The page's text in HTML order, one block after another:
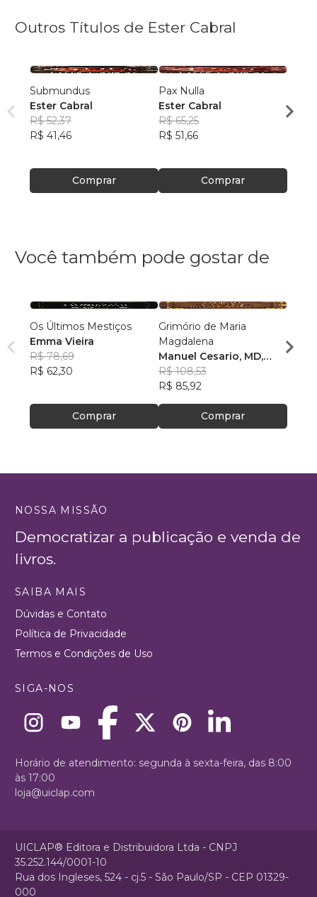
Outros Títulos de Ester Cabral
Submundus
Ester Cabral
R$ 52,37
R$ 41,46
Comprar
Pax Nulla
Ester Cabral
R$ 65,25
R$ 51,66
Comprar
Ester
R$
Você também pode gostar de
Os Últimos Mestiços
Emma Vieira
R$ 78,69
R$ 62,30
Comprar
Grimório de Maria
Magdalena
Manuel Cesario, MD,
PhD
R$ 108,53
R$ 85,92
Comprar
R$
NOSSA MISSÃO
Democratizar a publicação e venda de
livros.
SAIBA MAIS
Dúvidas e Contato
Política de Privacidade
Termos e Condições de Uso
SIGA-NOS
Horário de atendimento: segunda à sexta-feira, das 8:00
às 17:00
loja@uiclap.com
UICLAP® Editora e Distribuidora Ltda - CNPJ
35.252.144/0001-10
Rua dos Ingleses, 524 - cj.5 - São Paulo/SP - CEP 01329-
000